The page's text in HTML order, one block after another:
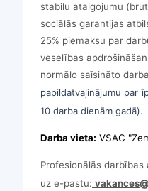
stabilu atalgojumu
sociālās garantijas
25% piemaksu par
veselības
normālo saīsināto
papildatvaļinājumu par
10 darba dienām gadā).
Darba vieta: VSAC
Profesionālās darbības
uz e-pastu: